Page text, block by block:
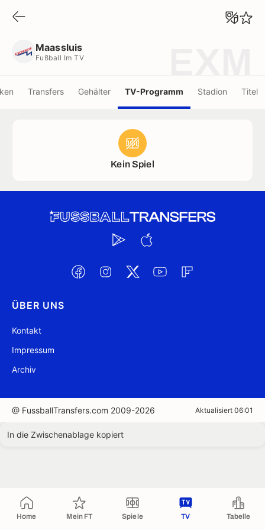
Home Mein FT Spiele TV Tabelle
Maassluis
Fußball Im TV
Transfers Gehälter TV-Programm Stadion Titel
Kein Spiel
ÜBER UNS
Kontakt
Impressum
Archiv
@ FussballTransfers.com 2009-2026 Aktualisiert 06:01
In die Zwischenablage kopiert